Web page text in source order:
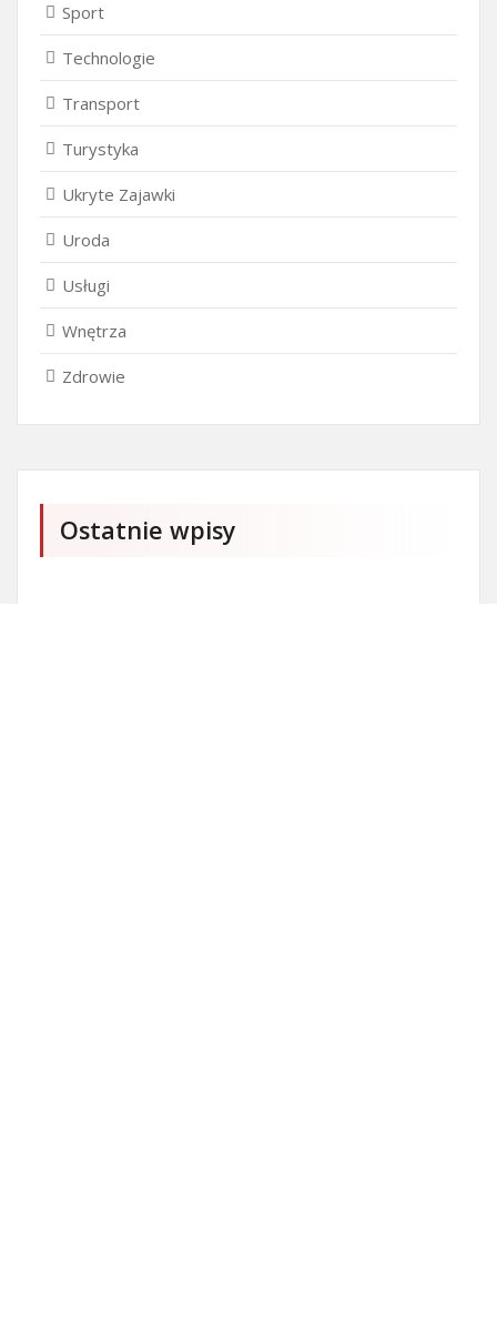
Sport
Technologie
Transport
Turystyka
Ukryte Zajawki
Uroda
Usługi
Wnętrza
Zdrowie
Ostatnie wpisy